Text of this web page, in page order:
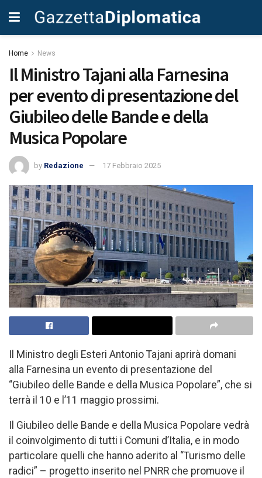
Home News
Il Ministro Tajani alla Farnesina
per evento di presentazione del
Giubileo delle Bande e della
Musica Popolare
by Redazione 17 Febbraio 2025
Il Ministro degli Esteri Antonio Tajani aprirà domani
alla Farnesina un evento di presentazione del
“Giubileo delle Bande e della Musica Popolare”, che si
terrà il 10 e l’11 maggio prossimi.
Il Giubileo delle Bande e della Musica Popolare vedrà
il coinvolgimento di tutti i Comuni d’Italia, e in modo
particolare quelli che hanno aderito al “Turismo delle
radici” – progetto inserito nel PNRR che promuove il